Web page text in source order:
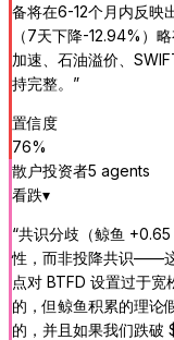
备将在6-12个月内反映
（7天下降-12.94%）
加速、石油溢价、
持完整。 ”
置信度
76%
散户投资者5 agents
看跌▾
“共识分歧（鲸鱼
性，而非投降共识——
点对 BTFD 设置过于宽
的，但鲸鱼积累的理论
的，并且如果我们跌破